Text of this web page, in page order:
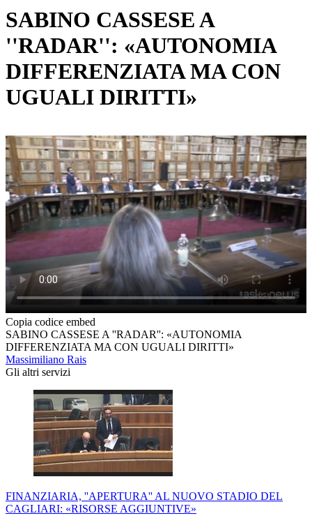
SABINO CASSESE A
''RADAR'': «AUTONOMIA
DIFFERENZIATA MA CON
UGUALI DIRITTI»
Copia codice embed
SABINO CASSESE A ''RADAR'': «AUTONOMIA
DIFFERENZIATA MA CON UGUALI DIRITTI»
Massimiliano Rais
Gli altri servizi
FINANZIARIA, ''APERTURA'' AL NUOVO STADIO DEL
CAGLIARI: «RISORSE AGGIUNTIVE»